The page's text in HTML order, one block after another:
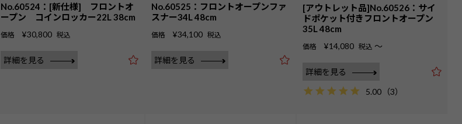
No.60524：[新仕様] フロントオ
ープン コインロッカー22L 38cm
価格 ¥30,800 税込
詳細を見る
No.60525：フロントオープンファ
スナー34L 48cm
価格 ¥34,100 税込
詳細を見る
[アウトレット品]No.60526：サイ
ドポケット付きフロントオープン
35L 48cm
価格 ¥14,080 税込 〜
詳細を見る
5.00 （3）